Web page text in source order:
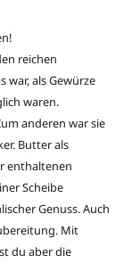
reichen
war, als Gewürze
waren.
anderen war sie
Butter als
enthaltenen
Scheibe
Genuss. Auch
Mit
du aber die